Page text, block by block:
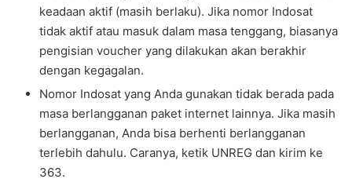
keadaan aktif (masih berlaku). Jika nomor Indosat
tidak aktif atau masuk dalam masa tenggang, biasanya
pengisian voucher yang dilakukan akan berakhir
dengan kegagalan.
Nomor Indosat yang Anda gunakan tidak berada pada
masa berlangganan paket internet lainnya. Jika masih
berlangganan, Anda bisa berhenti berlangganan
terlebih dahulu. Caranya, ketik UNREG dan kirim ke
363.